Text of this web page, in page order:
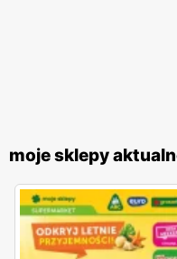
moje sklepy